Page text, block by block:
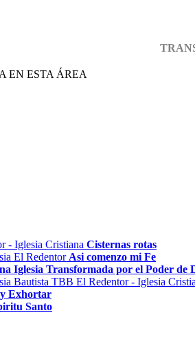
EN ESTA ÁREA
Cisternas rotas
Asi comenzo mi Fe
Iglesia Transformada por el Poder de
Exhortar
Santo